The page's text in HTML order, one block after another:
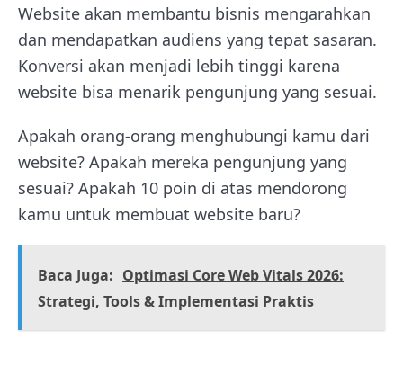
Website akan membantu bisnis mengarahkan
dan mendapatkan audiens yang tepat sasaran.
Konversi akan menjadi lebih tinggi karena
website bisa menarik pengunjung yang sesuai.
Apakah orang-orang menghubungi kamu dari
website? Apakah mereka pengunjung yang
sesuai? Apakah 10 poin di atas mendorong
kamu untuk membuat website baru?
Baca Juga: Optimasi Core Web Vitals 2026:
Strategi, Tools & Implementasi Praktis